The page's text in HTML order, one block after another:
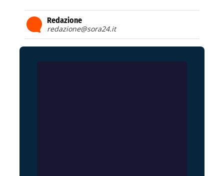
Redazione
redazione@sora24.it